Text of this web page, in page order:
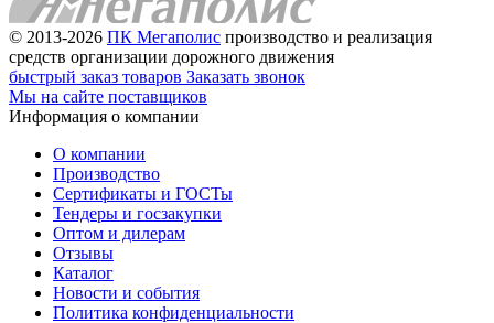
© 2013-2026 ПК Мегаполис производство и реализация
средств организации дорожного движения
быстрый заказ товаров Заказать звонок
Мы на сайте поставщиков
Информация о компании
О компании
Производство
Сертификаты и ГОСТы
Тендеры и госзакупки
Оптом и дилерам
Отзывы
Каталог
Новости и события
Политика конфиденциальности